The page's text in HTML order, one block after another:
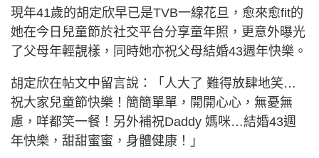
現年41歲的胡定欣早已是TVB一線花旦，愈來愈fit的
她在今日兒童節於社交平台分享童年照，更意外曝光
了父母年輕靚樣，同時她亦祝父母結婚43週年快樂。
胡定欣在帖文中留言說：「人大了 難得放肆地笑…
祝大家兒童節快樂！簡簡單單，開開心心，無憂無
慮，咩都笑一餐！另外補祝Daddy 媽咪…結婚43週
年快樂，甜甜蜜蜜，身體健康！」